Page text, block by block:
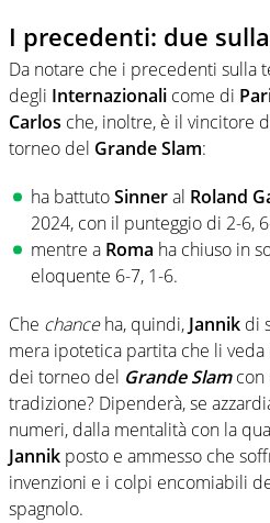
I precedenti: due
Da notare che i precedenti sulla
degli Internazionali come di
Carlos che, inoltre, è il vincitore
torneo del Grande Slam:
ha battutoSinneral Roland
2024, con il punteggio di 2-6,
mentre a Roma ha chiuso in
eloquente 6-7, 1-6.
Che chanceha, quindi, Jannik di
mera ipotetica partita che li
dei torneo del Grande Slamcon
tradizione? Dipenderà, se
numeri, dalla mentalità con la
Jannik posto e ammesso che
invenzioni e i colpi encomiabili
spagnolo.